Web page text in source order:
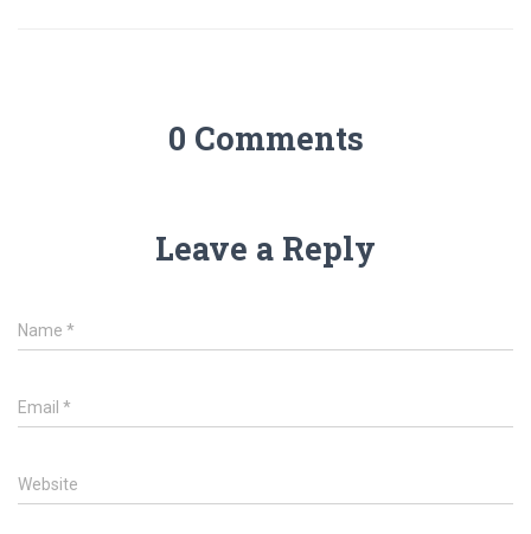
0 Comments
Leave a Reply
Name *
Email *
Website